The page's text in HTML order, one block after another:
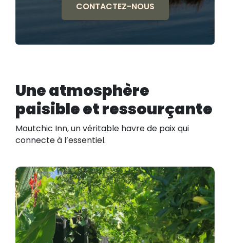
CONTACTEZ-NOUS
Une atmosphère
paisible et ressourçante
Moutchic Inn, un véritable havre de paix qui
connecte à l’essentiel.